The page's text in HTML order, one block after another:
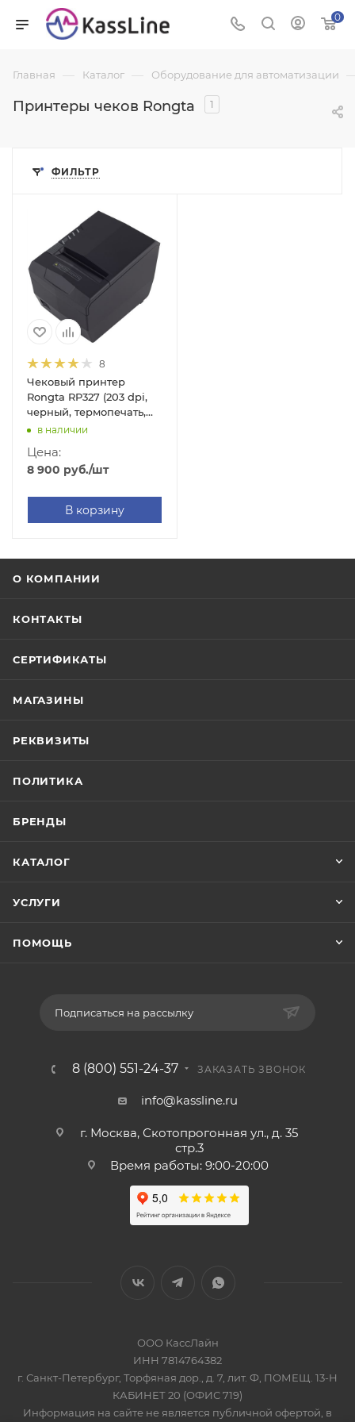
0
Главная — Каталог — Оборудование для автоматизации
Принтеры чеков Rongta 1
ФИЛЬТР
8
Чековый принтер
Rongta RP327 (203 dpi,
черный, термопечать,
USB/RS-232/Ethernet, с
в наличии
Цена:
8 900 руб./шт
В корзину
О КОМПАНИИ
КОНТАКТЫ
СЕРТИФИКАТЫ
МАГАЗИНЫ
РЕКВИЗИТЫ
ПОЛИТИКА
БРЕНДЫ
КАТАЛОГ
УСЛУГИ
ПОМОЩЬ
Подписаться на рассылку
8 (800) 551-24-37 ЗАКАЗАТЬ ЗВОНОК
info@kassline.ru
г. Москва, Скотопрогонная ул., д. 35
стр.3
Время работы: 9:00-20:00
ООО КассЛайн
ИНН 7814764382
г. Санкт-Петербург, Торфяная дор., д. 7, лит. Ф, ПОМЕЩ. 13-Н
КАБИНЕТ 20 (ОФИС 719)
Информация на сайте не является публичной офертой, в